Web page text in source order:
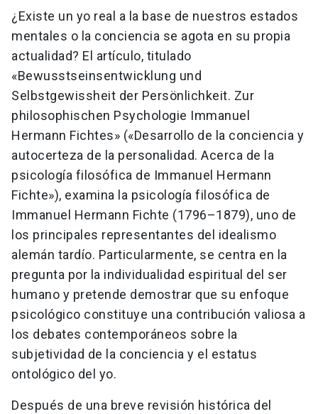
¿Existe un yo real a la base de nuestros estados
mentales o la conciencia se agota en su propia
actualidad? El artículo, titulado
«Bewusstseinsentwicklung und
Selbstgewissheit der Persönlichkeit. Zur
philosophischen Psychologie Immanuel
Hermann Fichtes» («Desarrollo de la conciencia y
autocerteza de la personalidad. Acerca de la
psicología filosófica de Immanuel Hermann
Fichte»), examina la psicología filosófica de
Immanuel Hermann Fichte (1796–1879), uno de
los principales representantes del idealismo
alemán tardío. Particularmente, se centra en la
pregunta por la individualidad espiritual del ser
humano y pretende demostrar que su enfoque
psicológico constituye una contribución valiosa a
los debates contemporáneos sobre la
subjetividad de la conciencia y el estatus
ontológico del yo.
Después de una breve revisión histórica del